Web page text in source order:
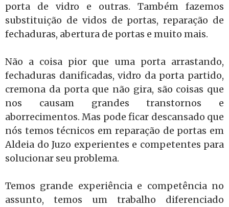
porta de vidro e outras. Também fazemos
substituição de vidos de portas, reparação de
fechaduras, abertura de portas e muito mais.
Não a coisa pior que uma porta arrastando,
fechaduras danificadas, vidro da porta partido,
cremona da porta que não gira, são coisas que
nos causam grandes transtornos e
aborrecimentos. Mas pode ficar descansado que
nós temos técnicos em reparação de portas em
Aldeia do Juzo experientes e competentes para
solucionar seu problema.
Temos grande experiência e competência no
assunto, temos um trabalho diferenciado